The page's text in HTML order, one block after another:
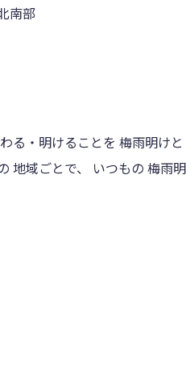
南部
る・明けることを 梅雨明けと
地域ごとで、 いつもの 梅雨